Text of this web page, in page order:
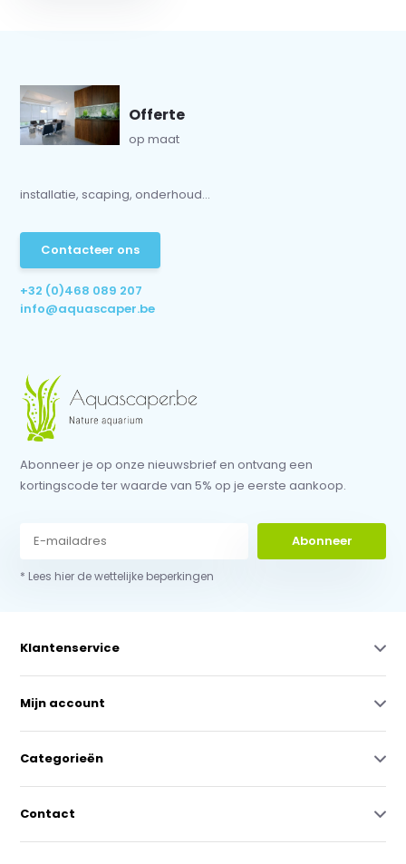
Offerte
op maat
installatie, scaping, onderhoud...
Contacteer ons
+32 (0)468 089 207
info@aquascaper.be
Abonneer je op onze nieuwsbrief en ontvang een
kortingscode ter waarde van 5% op je eerste aankoop.
Abonneer
* Lees hier de wettelijke beperkingen
Klantenservice
Mijn account
Categorieën
Contact